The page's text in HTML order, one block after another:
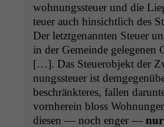
woh­nungss­teuer und die
teuer auch hin­sichtlich des
Der let­zt­ge­nan­nten Steuer
in der Gemeinde gele­ge­nen
[…]. Das Steuer­ob­jekt der
nungss­teuer ist
beschränk­teres, fall­en
vorn­here­in bloss
diesen — noch enger —